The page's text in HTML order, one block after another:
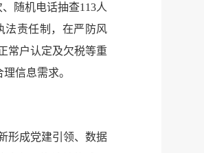
随机电话抽查113人
法责任制，在严防风
常户认定及欠税等重
理信息需求。
形成党建引领、数据